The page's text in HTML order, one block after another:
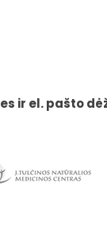
ir el. pašto